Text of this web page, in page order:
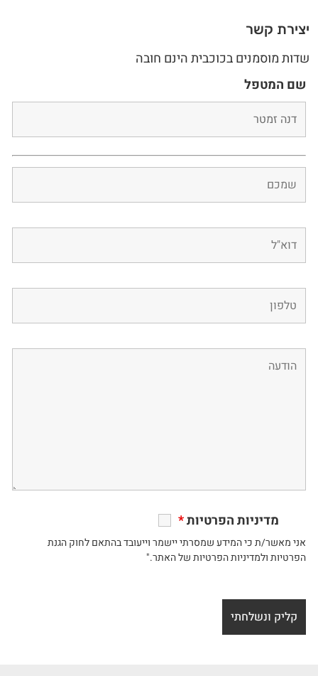
יצירת קשר
שדות מוסמנים בכוכבית הינם חובה
שם המטפל
מדיניות הפרטיות*
אני מאשר/ת כי המידע שמסרתי יישמר וייעובד בהתאם לחוק הגנת
הפרטיות ולמדיניות הפרטיות של האתר."